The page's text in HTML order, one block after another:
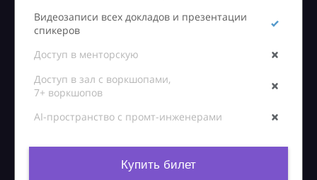
Видеозаписи всех докладов и презентации
спикеров
Доступ в менторскую
Доступ в зал с воркшопами,
7+ воркшопов
AI-пространство с промт-инженерами
Купить билет